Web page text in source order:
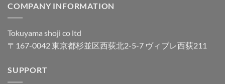
COMPANY INFORMATION
Tokuyama shoji co ltd
〒167-0042 東京都杉並区西荻北2-5-7 ヴィブレ西荻211
SUPPORT